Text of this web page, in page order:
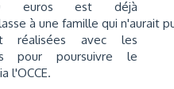
euros est déjà
à une famille qui n'aurait
réalisées avec les
pour poursuivre le
l'OCCE.